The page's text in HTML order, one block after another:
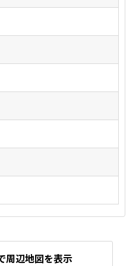
周辺地図を表示